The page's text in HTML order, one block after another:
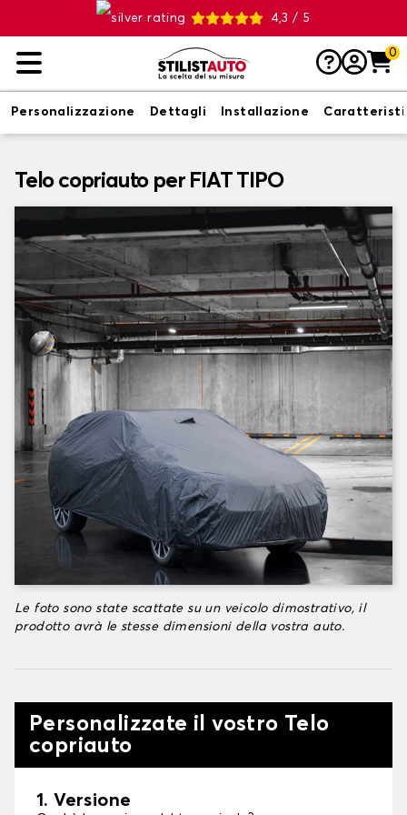
4,3 / 5
0
Personalizzazione Dettagli Installazione
Telo copriauto per FIAT TIPO
Le foto sono state scattate su un veicolo dimostrativo, il
prodotto avrà le stesse dimensioni della vostra auto.
Personalizzate il vostro Telo
copriauto
1. Versione